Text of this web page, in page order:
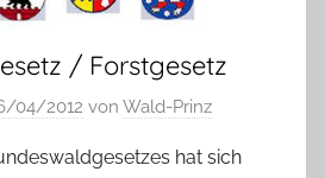
/ Forstgesetz
04/2012 von Wald-Prinz
hat sich